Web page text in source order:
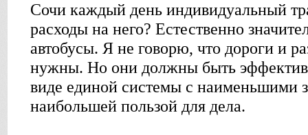
Сочи каждый день индивидуальный
расходы на него? Естественно
автобусы. Я не говорю, что дороги и
нужны. Но они должны быть
виде единой системы с наименьшими
наибольшей пользой для дела.